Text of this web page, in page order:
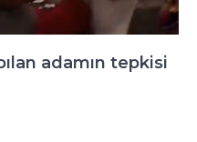
adamın tepkisi